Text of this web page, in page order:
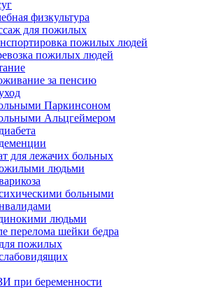
физкультура
для пожилых
пожилых людей
пожилых людей
за пенсию
Паркинсоном
Альцгеймером
для лежачих больных
людьми
больными
людьми
перелома шейки бедра
пожилых
при беременности